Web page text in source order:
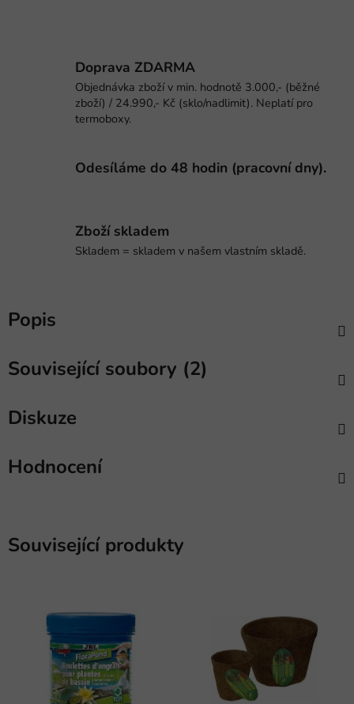
Doprava ZDARMA
Objednávka zboží v min. hodnotě 3.000,- (běžné
zboží) / 24.990,- Kč (sklo/nadlimit). Neplatí pro
termoboxy.
Odesíláme do 48 hodin (pracovní dny).
Zboží skladem
Skladem = skladem v našem vlastním skladě.
Popis
Související soubory (2)
Diskuze
Hodnocení
Související produkty